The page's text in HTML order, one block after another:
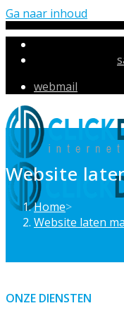
Ga naar inhoud
webmail
Website
Home>
Website laten
ONZE DIENSTEN